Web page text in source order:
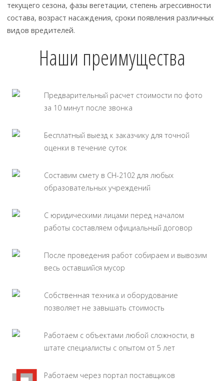
текущего сезона, фазы вегетации, степень агрессивности
состава, возраст насаждения, сроки появления различных
видов вредителей.
Наши преимущества
Предварительный расчет стоимости по фото
за 10 минут после звонка
Бесплатный выезд к заказчику для точной
оценки в течение суток
Составим смету в СН-2102 для любых
образовательных учреждений
С юридическими лицами перед началом
работы составляем официальный договор
После проведения работ собираем и вывозим
весь оставшийся мусор
Собственная техника и оборудование
позволяет не завышать стоимость
Работаем с объектами любой сложности, в
штате специалисты с опытом от 5 лет
Работаем через портал поставщиков